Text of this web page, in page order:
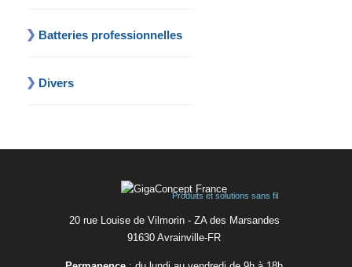
Batteries professionnelles
Divers
Produits et solutions sans fil
20 rue Louise de Vilmorin - ZA des Marsandes
91630 Avrainvilleㅤ-ㅤFR